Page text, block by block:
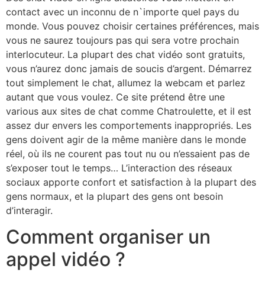
contact avec un inconnu de n`importe quel pays du
monde. Vous pouvez choisir certaines préférences, mais
vous ne saurez toujours pas qui sera votre prochain
interlocuteur. La plupart des chat vidéo sont gratuits,
vous n’aurez donc jamais de soucis d’argent. Démarrez
tout simplement le chat, allumez la webcam et parlez
autant que vous voulez. Ce site prétend être une
various aux sites de chat comme Chatroulette, et il est
assez dur envers les comportements inappropriés. Les
gens doivent agir de la même manière dans le monde
réel, où ils ne courent pas tout nu ou n’essaient pas de
s’exposer tout le temps… L’interaction des réseaux
sociaux apporte confort et satisfaction à la plupart des
gens normaux, et la plupart des gens ont besoin
d’interagir.
Comment organiser un
appel vidéo ?